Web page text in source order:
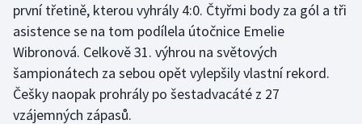
Golf
Gymnastika
Házená
první třetině, kterou vyhrály 4:0. Čtyřmi body za gól a tři
asistence se na tom podílela útočnice Emelie
Wibronová. Celkově 31. výhrou na světových
šampionátech za sebou opět vylepšily vlastní rekord.
Češky naopak prohrály po šestadvacáté z 27
vzájemných zápasů.